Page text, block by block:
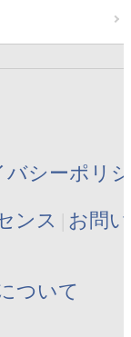
バシーポリ
ンス お問
ついて